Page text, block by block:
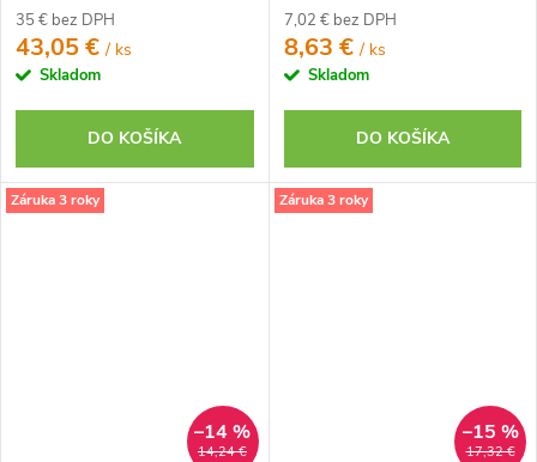
35 € bez DPH
43,05 €/ ks
Skladom
DO KOŠÍKA
7,02 € bez DPH
8,63 €/ ks
Skladom
DO KOŠÍKA
Záruka 3 roky
14,24 €
–14 %
Záruka 3 roky
17,32 €
–15 %